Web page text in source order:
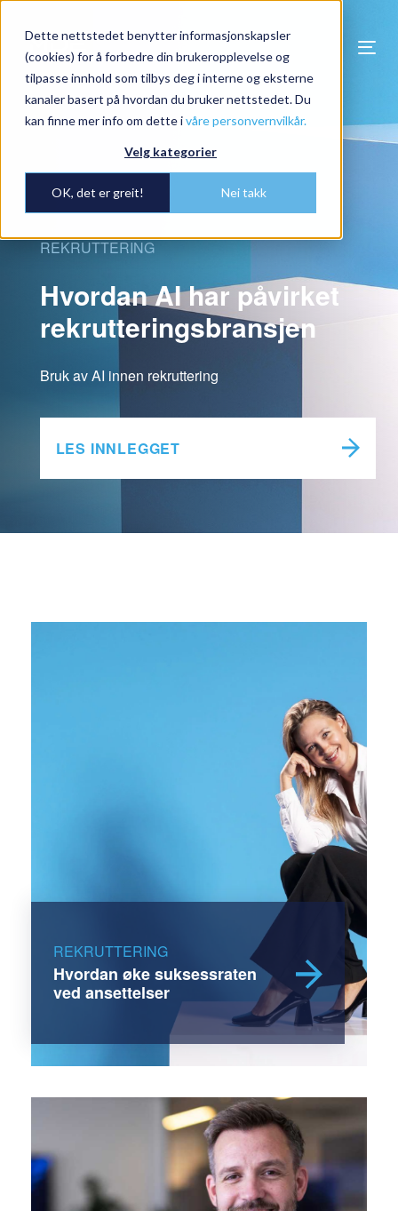
Dette nettstedet benytter informasjonskapsler
(cookies) for å forbedre din brukeropplevelse og
tilpasse innhold som tilbys deg i interne og eksterne
kanaler basert på hvordan du bruker nettstedet. Du
kan finne mer info om dette ivåre personvernvilkår.
Velg kategorier
OK, det er greit! Nei takk
REKRUTTERING
Hvordan AI har påvirket
rekrutteringsbransjen
Bruk av AI innen rekruttering
LES INNLEGGET
REKRUTTERING
Hvordan øke suksessraten
ved ansettelser